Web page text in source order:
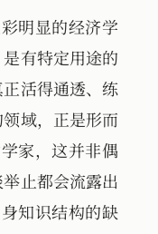
明显的经济学
有特定用途的
活得通透、练
域，正是形而
家，这并非偶
止都会流露出
知识结构的缺